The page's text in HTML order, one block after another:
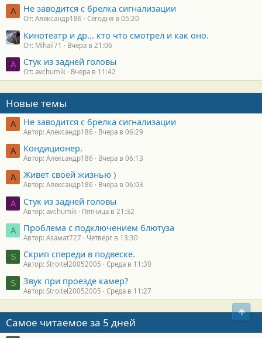
А Не заводится с брелка сигнализации
От: Александр186 Сегодня в 05:20
Кинотеатр и др... кто что смотрел и как оно.
От: Mihail71 Вчера в 21:06
A Стук из задней головы
От: avchumik Вчера в 11:42
Новые темы
А Не заводится с брелка сигнализации
Автор: Александр186 Вчера в 06:29
А Кондиционер.
Автор: Александр186 Вчера в 06:13
А Живет своей жизнью )
Автор: Александр186 Вчера в 06:03
A Стук из задней головы
Автор: avchumik Пятница в 21:32
А Проблема с подключением блютуза
Автор: Азамат727 Четверг в 13:30
S Скрип спереди в подвеске.
Автор: Stroitel20052005 Среда в 11:30
S Звук при проезде камер?
Автор: Stroitel20052005 Среда в 11:27
Самое читаемое за 5 дней